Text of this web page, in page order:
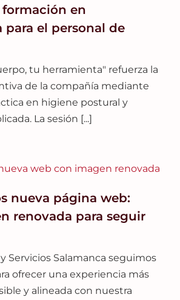
en
para el personal de
tu herramienta" refuerza la
de la compañía mediante
en higiene postural y
La sesión [...]
nueva página web:
renovada para seguir
Servicios Salamanca seguimos
ofrecer una experiencia más
y alineada con nuestra